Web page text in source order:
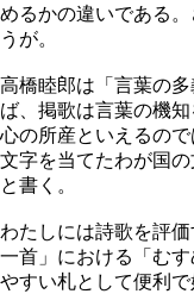
めるかの違いである
うが。
高橋睦郎は「言葉の
ば、掲歌は言葉の機
心の所産といえるの
文字を当てたわが国
と書く。
わたしには詩歌を評
一首」における「む
やすい札として便利